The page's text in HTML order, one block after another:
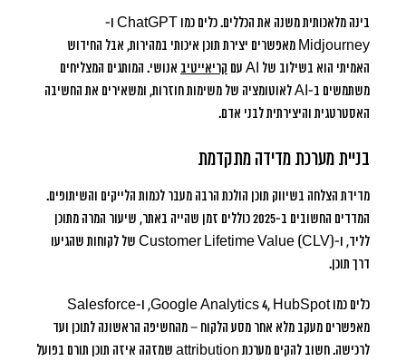
בינה מלאכותית משנה את הכללים. כלים כמו ChatGPT ו-
Midjourney מאפשרים יצירת תוכן איכותי במהירות, אבל החידוש
האמיתי הוא בשילוב של AI עם
קריאייטיב אנושי. המותגים המצליחים
משתמשים ב-AI לאוטומציה של משימות חוזרות, ומשאירים את החשיבה
האסטרטגית והיצירתית לבני אדם.
בניית מערכת מדידה מתקדמת
מדידת הצלחה בשיווק תוכן הולכת הרבה מעבר לכמות הלייקים והשיתופים.
המדדים החשובים ב-2025 כוללים זמן שהייה באתר, שיעור המרה מתוכן
לליד, ו-Customer Lifetime Value (CLV) של לקוחות שהגיעו
דרך תוכן.
כלים כמו Google Analytics 4, HubSpot, ו-Salesforce
מאפשרים מעקב מלא אחר מסע הלקוח – מהחשיפה הראשונה לתוכן ועד
לרכישה. חשוב להקים מערכת attribution שמזהה איזה תוכן תורם בפועל